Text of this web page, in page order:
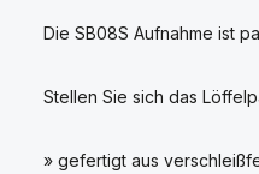
Die SB08S Aufnahme ist
Stellen Sie sich das
» gefertigt aus